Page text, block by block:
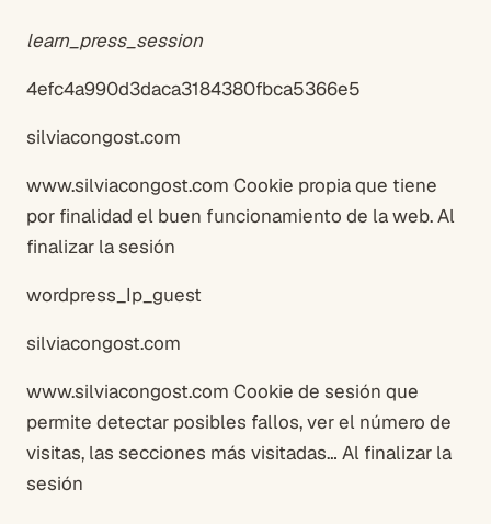
learn_press_session
4efc4a990d3daca3184380fbca5366e5
silviacongost.com
www.silviacongost.com Cookie propia que tiene
por finalidad el buen funcionamiento de la web. Al
finalizar la sesión
wordpress_Ip_guest
silviacongost.com
www.silviacongost.com Cookie de sesión que
permite detectar posibles fallos, ver el número de
visitas, las secciones más visitadas… Al finalizar la
sesión